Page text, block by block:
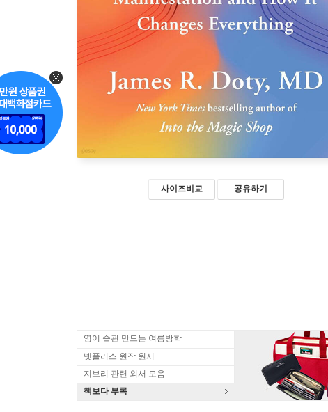
사이즈비교 공유하기
영어 습관 만드는 여름방학
넷플리스 원작 원서
지브리 관련 외서 모음
책보다 부록